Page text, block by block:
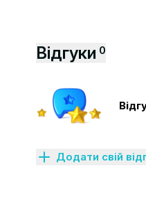
Відгуки 0
Додати свій